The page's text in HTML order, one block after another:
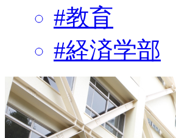
#教育
#経済学部